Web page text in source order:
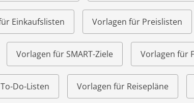
Einkaufslisten Vorlagen für Preislisten
Vorlagen für SMART-Ziele Vorlagen für
Do-Listen Vorlagen für Reisepläne